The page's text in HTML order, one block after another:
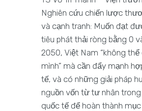
Nghiên cứu chiến lược
và cạnh tranh: Muốn đạt
tiêu phát thải ròng bằng 0
2050, Việt Nam “không
mình” mà cần đẩy mạnh
tế, và có những giải pháp
nguồn vốn từ tư nhân
quốc tế để hoàn thành mục